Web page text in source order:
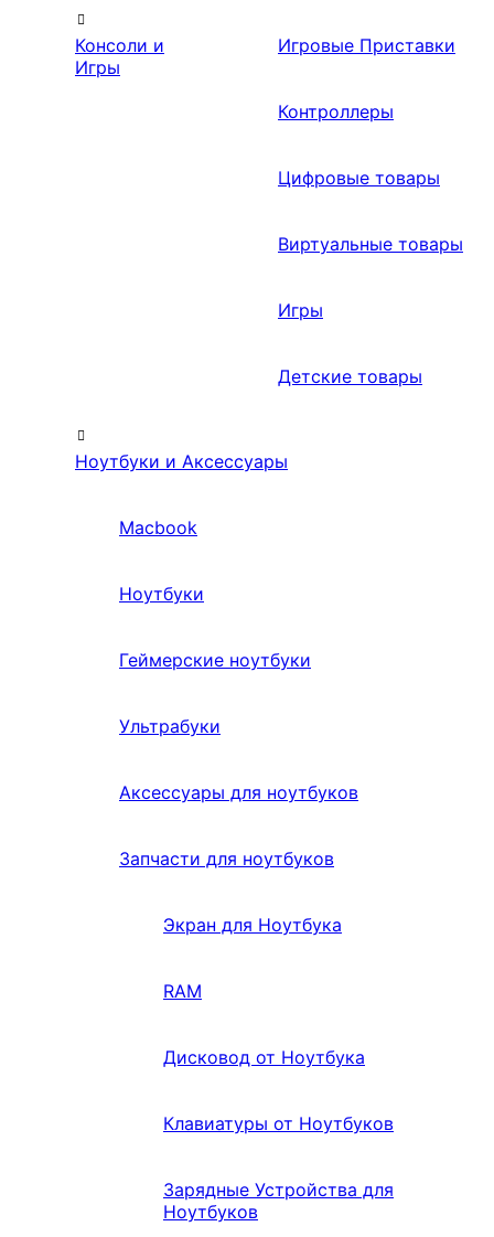
Консоли и
Игры
Игровые Приставки
Контроллеры
Цифровые товары
Виртуальные товары
Игры
Детские товары
Ноутбуки и Аксессуары
Macbook
Ноутбуки
Геймерские ноутбуки
Ультрабуки
Аксессуары для ноутбуков
Запчасти для ноутбуков
Экран для Ноутбука
RAM
Дисковод от Ноутбука
Клавиатуры от Ноутбуков
Зарядные Устройства для
Ноутбуков